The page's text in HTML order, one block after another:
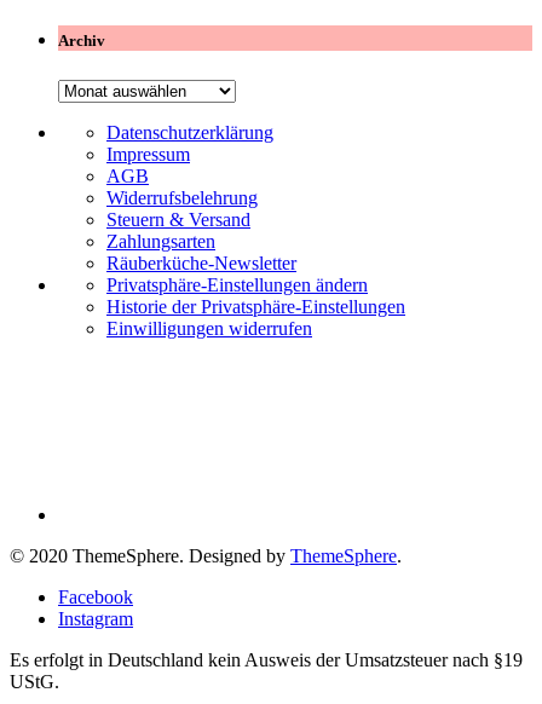
Archiv
Archiv
Datenschutzerklärung
Impressum
AGB
Widerrufsbelehrung
Steuern & Versand
Zahlungsarten
Räuberküche-Newsletter
Privatsphäre-Einstellungen ändern
Historie der Privatsphäre-Einstellungen
Einwilligungen widerrufen
© 2020 ThemeSphere. Designed by ThemeSphere.
Facebook
Instagram
Es erfolgt in Deutschland kein Ausweis der Umsatzsteuer nach §19
UStG.